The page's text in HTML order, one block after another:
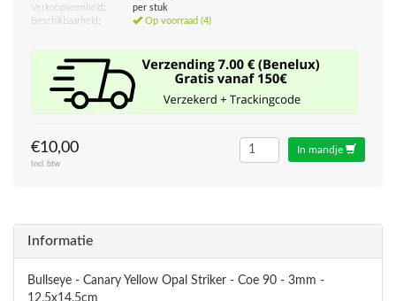
Verkoopseenheid:
per stuk
Beschikbaarheid:
Op voorraad (4)
€10,00
Incl. btw
In mandje
Informatie
Bullseye - Canary Yellow Opal Striker - Coe 90 - 3mm -
12.5x14.5cm